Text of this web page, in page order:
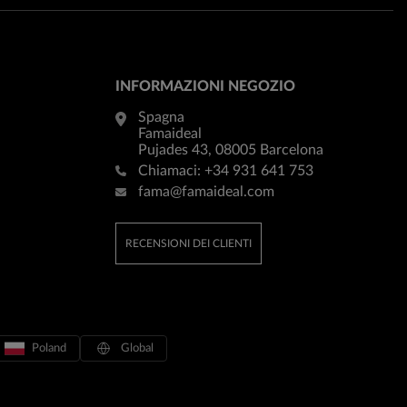
INFORMAZIONI NEGOZIO
Spagna
Famaideal
Pujades 43, 08005 Barcelona
Chiamaci: +34 931 641 753
fama@famaideal.com
RECENSIONI DEI CLIENTI
Poland Global